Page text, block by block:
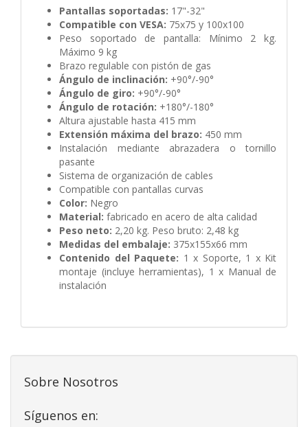
Pantallas soportadas: 17"-32"
Compatible con VESA: 75x75 y 100x100
Peso soportado de pantalla: Mínimo 2 kg.
Máximo 9 kg
Brazo regulable con pistón de gas
Ángulo de inclinación: +90°/-90°
Ángulo de giro: +90°/-90°
Ángulo de rotación: +180°/-180°
Altura ajustable hasta 415 mm
Extensión máxima del brazo: 450 mm
Instalación mediante abrazadera o tornillo
pasante
Sistema de organización de cables
Compatible con pantallas curvas
Color: Negro
Material: fabricado en acero de alta calidad
Peso neto: 2,20 kg. Peso bruto: 2,48 kg
Medidas del embalaje: 375x155x66 mm
Contenido del Paquete: 1 x Soporte, 1 x Kit
montaje (incluye herramientas), 1 x Manual de
instalación
Sobre Nosotros
Síguenos en: